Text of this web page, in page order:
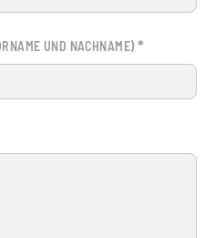
UND NACHNAME) *